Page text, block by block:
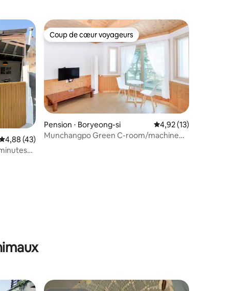
: 4,71 sur 5
moyenne sur la base de 43 commentaires : 4,88 sur 5
4,88 (43)
Coup de cœur voyageurs
Coup de cœur voyageurs
Pension ⋅ Boryeong-si Évaluation moyenne
4,92 (13)
Munchangpo Green C-room/machine